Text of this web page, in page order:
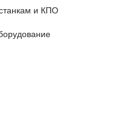
и КПО